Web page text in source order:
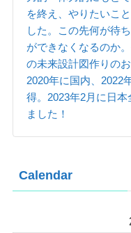
を終え、やりたいこ
した。この先何が待
ができなくなるのか
の未来設計図作りの
2020年に国内、2022
得。2023年2月に日
ました！
Calendar